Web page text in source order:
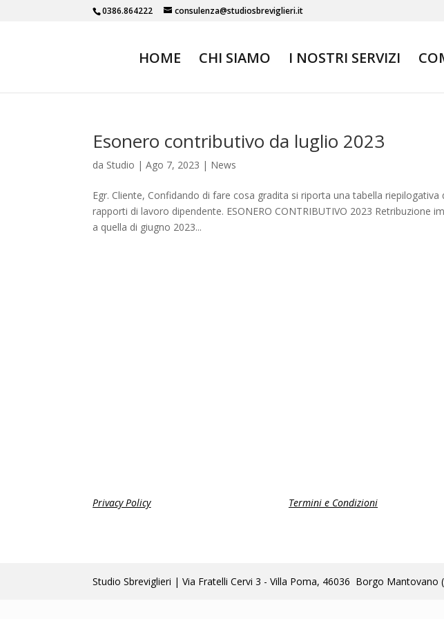
0386.864222 consulenza@studiosbreviglieri.it
HOME CHI SIAMO I NOSTRI SERVIZI
Esonero contributivo da luglio 2023
da Studio |Ago 7, 2023 | News
Egr. Cliente, Confidando di fare cosa gradita si riporta una tabella
rapporti di lavoro dipendente. ESONERO CONTRIBUTIVO 2023 Retribuzione
a quella di giugno 2023...
Privacy Policy Termini e Condizioni
Studio Sbreviglieri | Via Fratelli Cervi 3 - Villa Poma, 46036 Borgo Mantovano